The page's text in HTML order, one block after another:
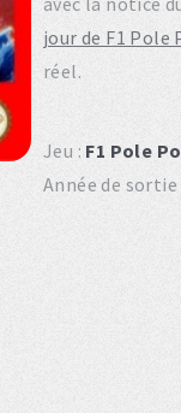
jour de F1 Pole
réel.
Jeu : F1 Pole
Année de sortie